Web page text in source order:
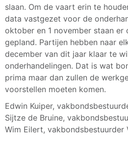
slaan. Om de vaart erin te
data vastgezet voor de
oktober en 1 november staan er
gepland. Partijen hebben naar
december van dit jaar klaar te
onderhandelingen. Dat is wat
prima maar dan zullen de
voorstellen moeten komen.
Edwin Kuiper,
Sijtze de Bruine,
Wim Eilert, vakbondsbestuurder